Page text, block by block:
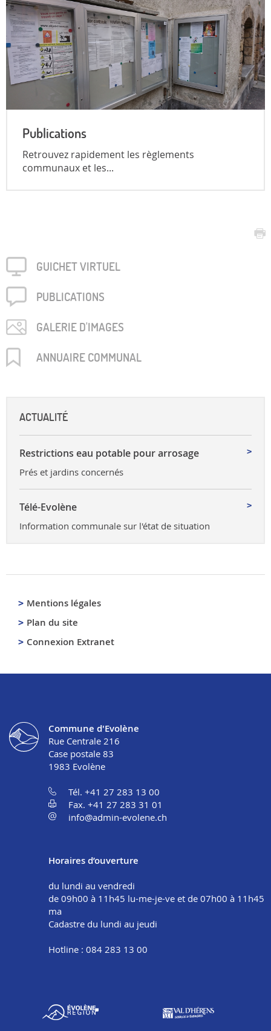
Publications
Retrouvez rapidement les règlements
communaux et les...
GUICHET VIRTUEL
PUBLICA­TIONS
GALERIE D'IMAGES
ANNUAIRE COMMUNAL
ACTUALITÉ
Restrictions eau potable pour arrosage
Prés et jardins concernés
Télé-Evolène
Information communale sur l'état de situation
Mentions légales
Plan du site
Connexion Extranet
Commune d'Evolène
Rue Centrale 216
Case postale 83
1983 Evolène
Tél. +41 27 283 13 00
Fax. +41 27 283 31 01
info@admin-evolene.ch
Horaires d’ouverture
du lundi au vendredi
de 09h00 à 11h45 lu-me-je-ve et de 07h00 à 11h45
ma
Cadastre du lundi au jeudi
Hotline : 084 283 13 00